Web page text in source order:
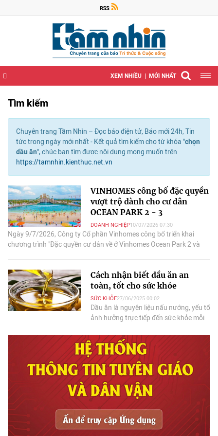
XEM NHIỀU MỚI NHẤT
Tìm kiếm
Chuyên trang Tầm Nhìn – Đọc báo điện tử, Báo mới 24h, Tin
tức trong ngày mới nhất - Kết quả tìm kiếm cho từ khóa "chọn
dầu ăn", chúc bạn tìm được nội dung mong muốn trên
https://tamnhin.kienthuc.net.vn
VINHOMES công bố đặc quyền
vượt trộ dành cho cư dân
OCEAN PARK 2 - 3
DOANH NGHIỆP10/07/2026 07:30
Ngày 9/7/2026, Công ty Cổ phần Vinhomes công bố triển khai
chương trình "Đặc quyền cư dân về ở Vinhomes Ocean Park 2 và
Cách nhận biết dầu ăn an
toàn, tốt cho sức khỏe
SỨC KHỎE27/06/2025 00:02
Dầu ăn là nguyên liệu nấu nướng, yếu tố
ảnh hưởng trực tiếp đến sức khỏe mỗi
an toàn.